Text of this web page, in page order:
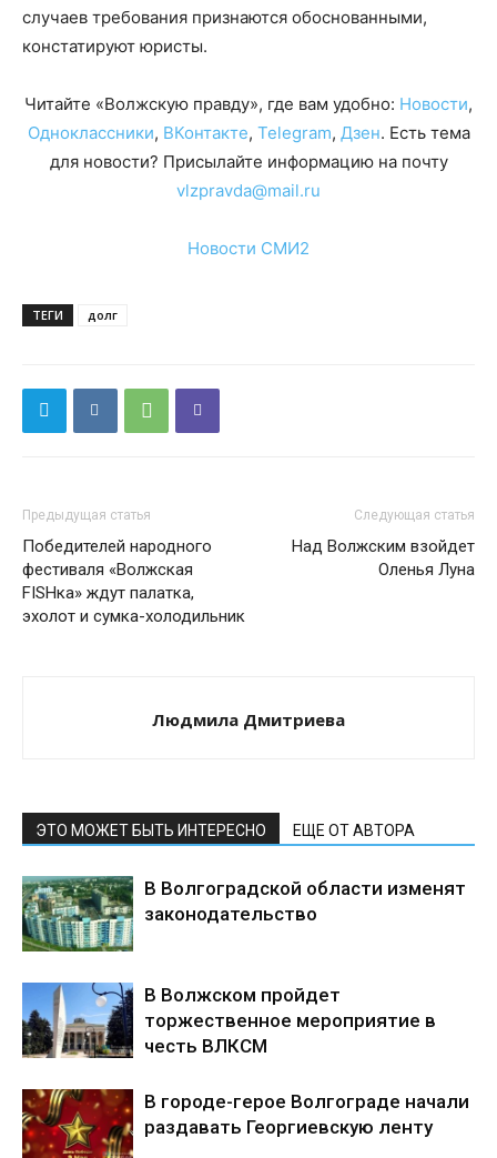
случаев требования признаются обоснованными,
констатируют юристы.
Читайте «Волжскую правду», где вам удобно: Новости,
Одноклассники, ВКонтакте, Telegram, Дзен. Есть тема
для новости? Присылайте информацию на почту
vlzpravda@mail.ru
Новости СМИ2
ТЕГИ долг
Предыдущая статья
Победителей народного
фестиваля «Волжская
FISHка» ждут палатка,
эхолот и сумка-холодильник
Следующая статья
Над Волжским взойдет
Оленья Луна
Людмила Дмитриева
ЭТО МОЖЕТ БЫТЬ ИНТЕРЕСНО ЕЩЕ ОТ АВТОРА
В Волгоградской области изменят
законодательство
В Волжском пройдет
торжественное мероприятие в
честь ВЛКСМ
В городе-герое Волгограде начали
раздавать Георгиевскую ленту